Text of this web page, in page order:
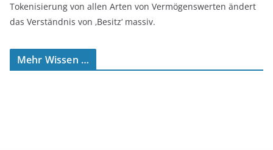
Tokenisierung von allen Arten von Vermögenswerten ändert
das Verständnis von ‚Besitz‘ massiv.
Mehr Wissen …